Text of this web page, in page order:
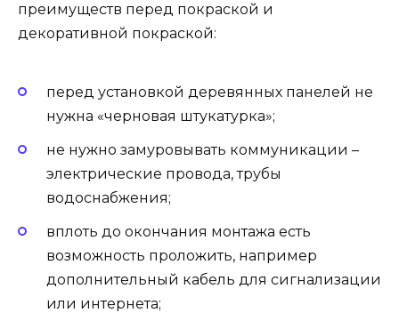
преимуществ перед покраской и
декоративной покраской:
перед установкой деревянных панелей не
нужна «черновая штукатурка»;
не нужно замуровывать коммуникации –
электрические провода, трубы
водоснабжения;
вплоть до окончания монтажа есть
возможность проложить, например
дополнительный кабель для сигнализации
или интернета;